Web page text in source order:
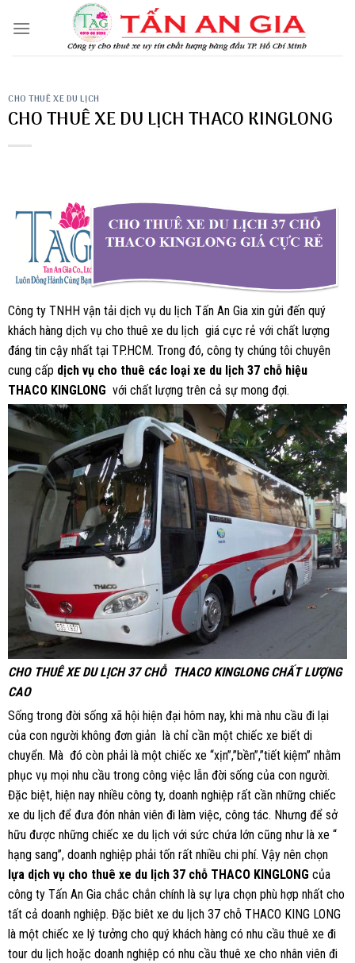
CHO THUÊ XE DU LỊCH
CHO THUÊ XE DU LỊCH THACO KINGLONG
Công ty TNHH vận tải dịch vụ du lịch Tấn An Gia xin gửi đến quý
khách hàng dịch vụ cho thuê xe du lịch giá cực rẻ với chất lượng
đáng tin cậy nhất tại TP.HCM. Trong đó, công ty chúng tôi chuyên
cung cấp dịch vụ cho thuê các loại xe du lịch 37 chỗ hiệu
THACO KINGLONG với chất lượng trên cả sự mong đợi.
CHO THUÊ XE DU LỊCH 37 CHỖ THACO KINGLONG CHẤT LƯỢNG
CAO
Sống trong đời sống xã hội hiện đại hôm nay, khi mà nhu cầu đi lại
của con người không đơn giản là chỉ cần một chiếc xe biết di
chuyển. Mà đó còn phải là một chiếc xe “xịn”,”bền”,”tiết kiệm” nhằm
phục vụ mọi nhu cầu trong công việc lẫn đời sống của con người.
Đặc biệt, hiện nay nhiều công ty, doanh nghiệp rất cần những chiếc
xe du lịch để đưa đón nhân viên đi làm việc, công tác. Nhưng để sở
hữu được những chiếc xe du lịch với sức chứa lớn cũng như là xe “
hạng sang”, doanh nghiệp phải tốn rất nhiều chi phí. Vậy nên chọn
lựa dịch vụ cho thuê xe du lịch 37 chỗ THACO KINGLONG của
công ty Tấn An Gia chắc chắn chính là sự lựa chọn phù hợp nhất cho
tất cả doanh nghiệp. Đặc biêt xe du lịch 37 chỗ THACO KING LONG
là một chiếc xe lý tưởng cho quý khách hàng có nhu cầu thuê xe đi
tour du lịch hoặc doanh nghiệp có nhu cầu thuê xe cho nhân viên đi